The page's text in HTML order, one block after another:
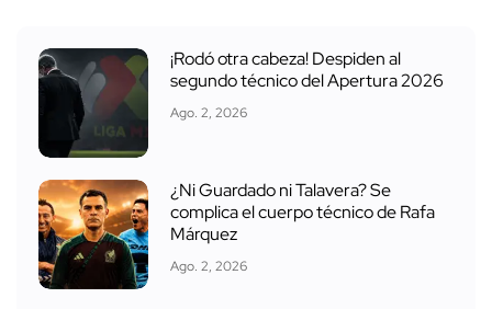
¡Rodó otra cabeza! Despiden al
segundo técnico del Apertura 2026
Ago. 2, 2026
¿Ni Guardado ni Talavera? Se
complica el cuerpo técnico de Rafa
Márquez
Ago. 2, 2026